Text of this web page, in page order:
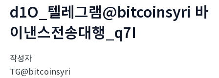
d1O_텔레그램@bitcoinsyri 바
이낸스전송대행_q7I
작성자
TG@bitcoinsyri